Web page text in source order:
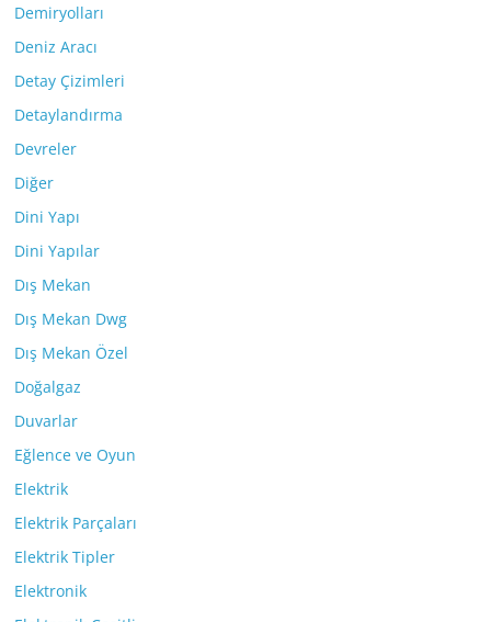
Demiryolları
Deniz Aracı
Detay Çizimleri
Detaylandırma
Devreler
Diğer
Dini Yapı
Dini Yapılar
Dış Mekan
Dış Mekan Dwg
Dış Mekan Özel
Doğalgaz
Duvarlar
Eğlence ve Oyun
Elektrik
Elektrik Parçaları
Elektrik Tipler
Elektronik